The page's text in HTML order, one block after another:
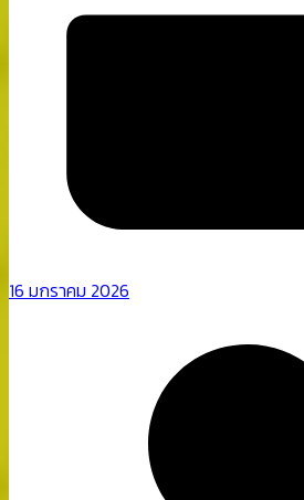
16 มกราคม 2026